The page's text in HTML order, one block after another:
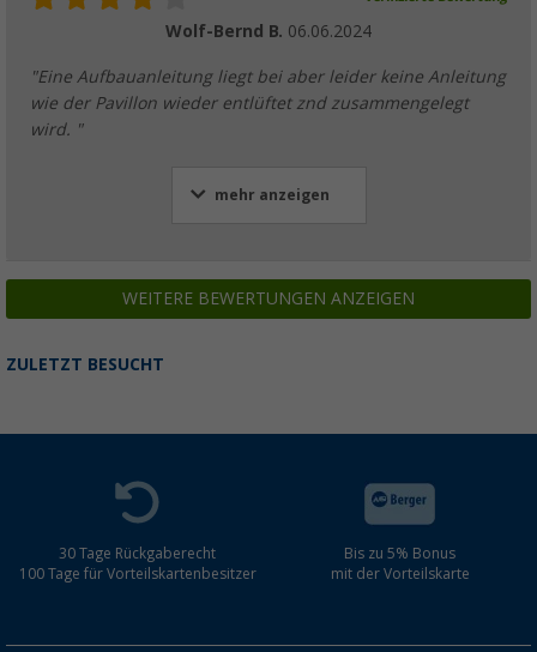
Wolf-Bernd B. 06.06.2024
"Eine Aufbauanleitung liegt bei aber leider keine Anleitung
wie der Pavillon wieder entlüftet znd zusammengelegt
wird. "
mehr anzeigen
WEITERE BEWERTUNGEN ANZEIGEN
ZULETZT BESUCHT
30 Tage Rückgaberecht
100 Tage für Vorteilskartenbesitzer
Bis zu 5% Bonus
mit der Vorteilskarte